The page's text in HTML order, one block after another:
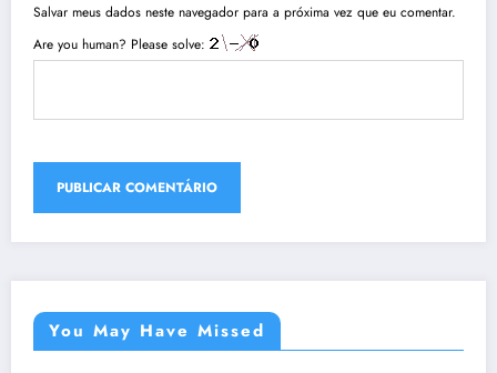
Salvar meus dados neste navegador para a próxima vez que eu comentar.
Are you human? Please solve:
You May Have Missed